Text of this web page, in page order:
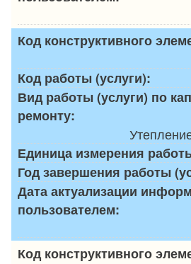
Код конструктивного
Код работы (услуги):
Вид работы (услуги) по
ремонту:
Единица измерения
Год завершения работы
Дата актуализации
пользователем:
Код конструктивного